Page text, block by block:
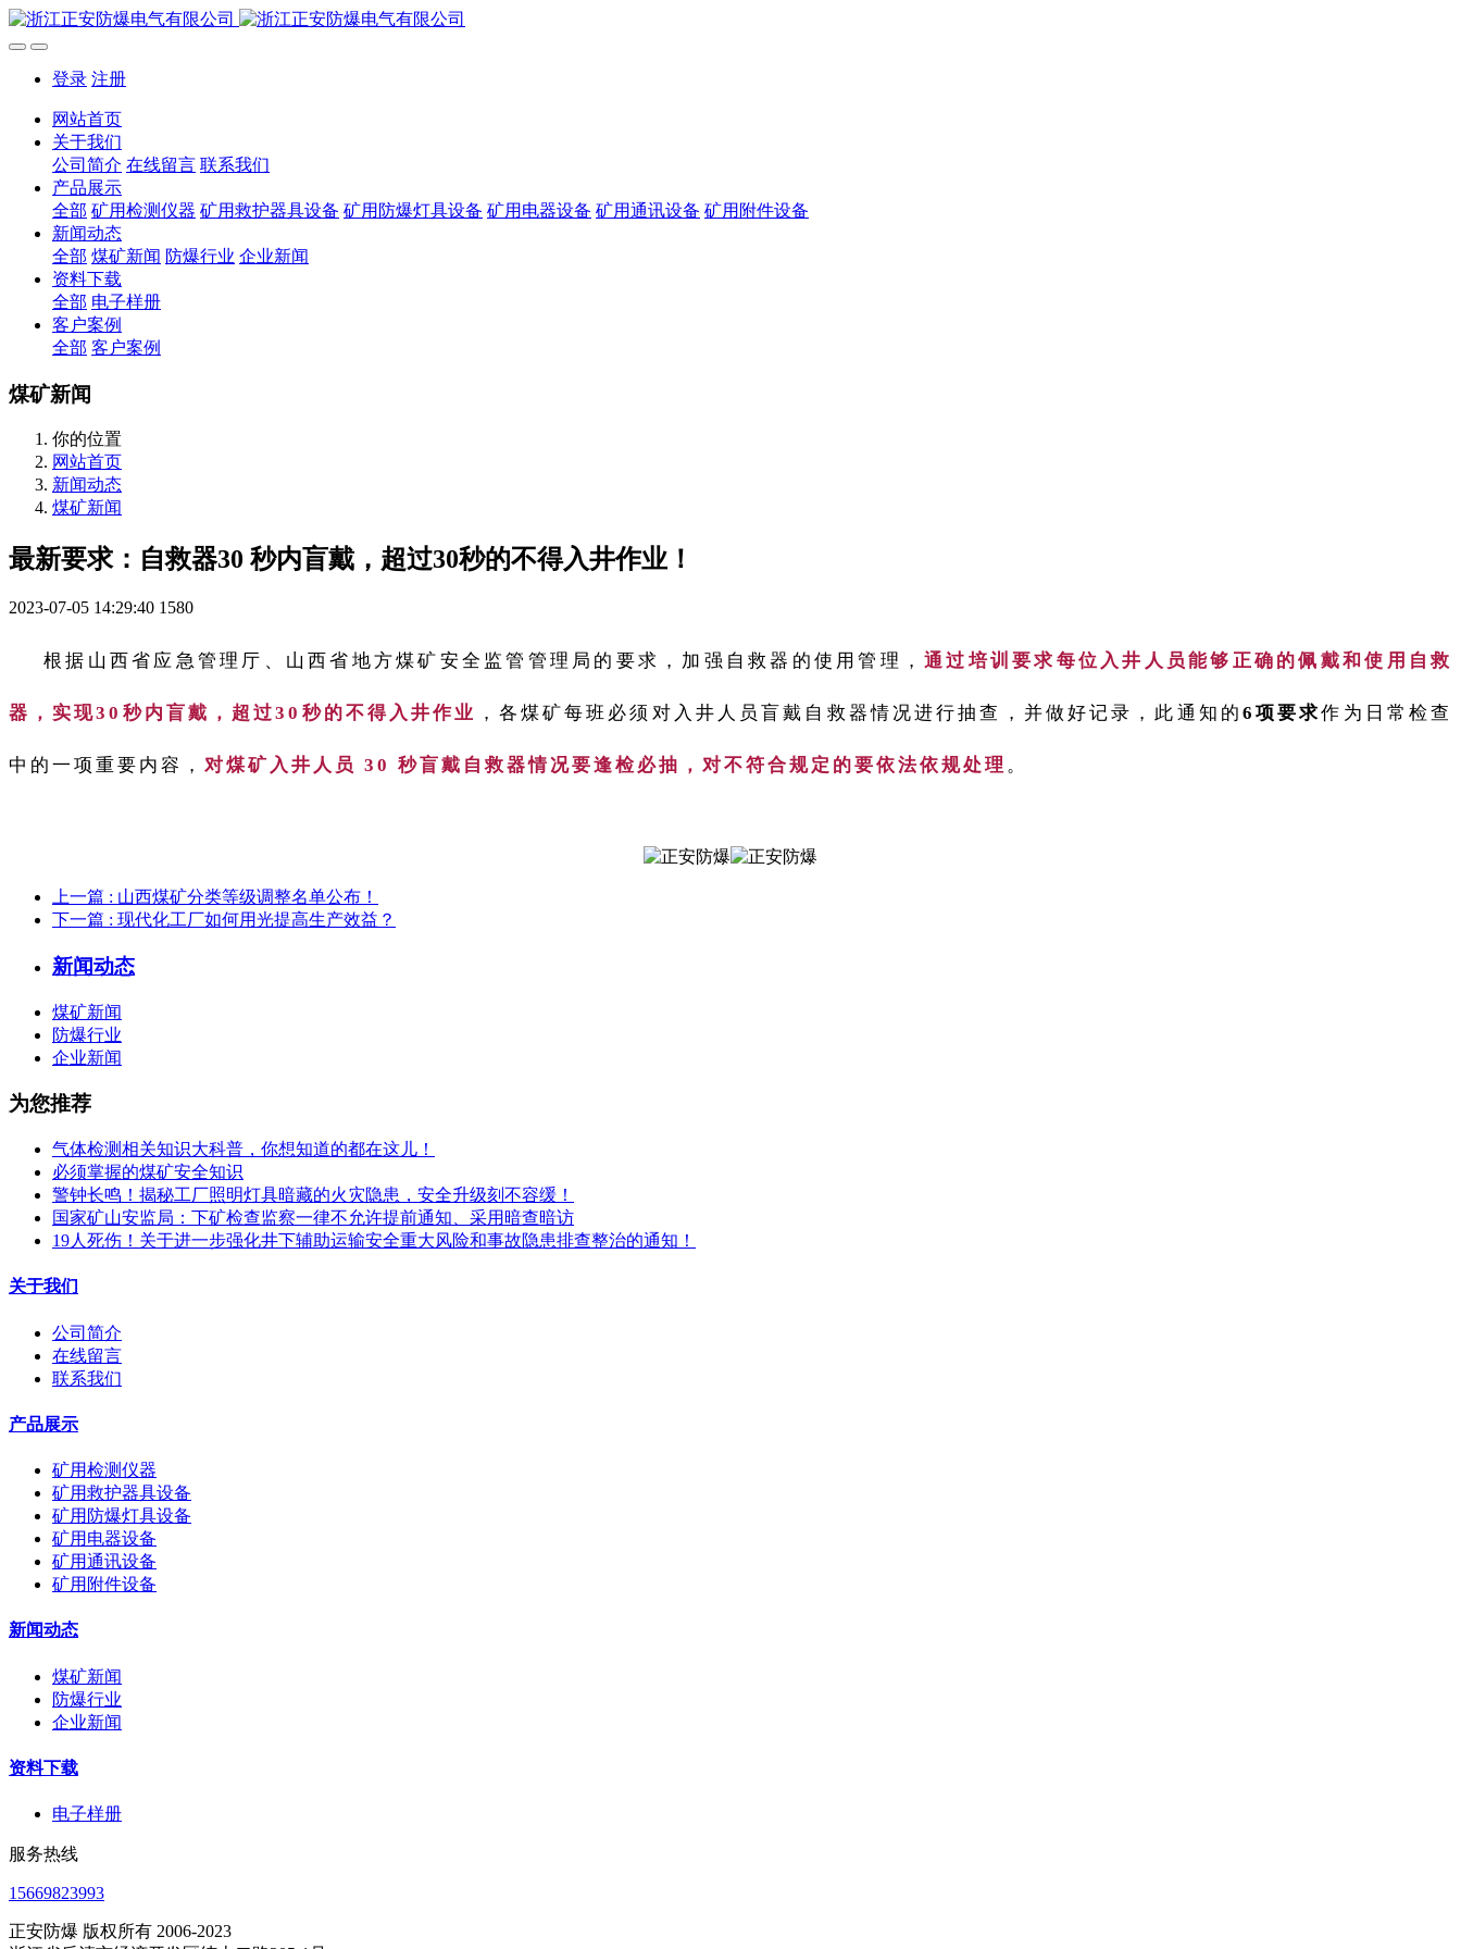
登录 注册
网站首页
关于我们
公司简介 在线留言 联系我们
产品展示
全部 矿用检测仪器 矿用救护器具设备 矿用防爆灯具设备 矿用电器设备 矿用通讯设备 矿用附件设备
新闻动态
全部 煤矿新闻 防爆行业 企业新闻
资料下载
全部 电子样册
客户案例
全部 客户案例
煤矿新闻
你的位置
网站首页
新闻动态
煤矿新闻
最新要求：自救器30 秒内盲戴，超过30秒的不得入井作业！
2023-07-05 14:29:40 1580
根据山西省应急管理厅、山西省地方煤矿安全监管管理局的要求，加强自救器的使用管理，通过培训要求每位入井人员能够正确的佩戴和使用自救
器，实现30秒内盲戴，超过30秒的不得入井作业 ，各煤矿每班必须对入井人员盲戴自救器情况进行抽查，并做好记录，此通知的 6项要求作为日常检查
中的一项重要内容， 对煤矿入井人员 30 秒盲戴自救器情况要逢检必抽，对不符合规定的要依法依规处理 。
上一篇 : 山西煤矿分类等级调整名单公布！
下一篇 : 现代化工厂如何用光提高生产效益？
新闻动态
煤矿新闻
防爆行业
企业新闻
为您推荐
气体检测相关知识大科普，你想知道的都在这儿！
必须掌握的煤矿安全知识
警钟长鸣！揭秘工厂照明灯具暗藏的火灾隐患，安全升级刻不容缓！
国家矿山安监局：下矿检查监察一律不允许提前通知、采用暗查暗访
19人死伤！关于进一步强化井下辅助运输安全重大风险和事故隐患排查整治的通知！
关于我们
公司简介
在线留言
联系我们
产品展示
矿用检测仪器
矿用救护器具设备
矿用防爆灯具设备
矿用电器设备
矿用通讯设备
矿用附件设备
新闻动态
煤矿新闻
防爆行业
企业新闻
资料下载
电子样册
服务热线
15669823993
正安防爆 版权所有 2006-2023